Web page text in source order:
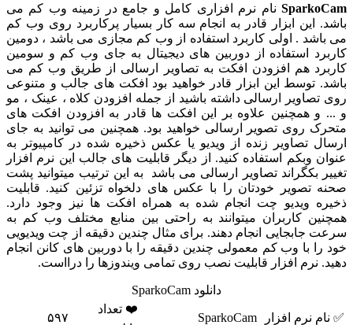
نام نرم افزاری کامل و جامع در زمینه وب کم می
این ابزار قادر به انجام سه کار بسیار پرکاربرد روی وب کم
. اولی کاربرد استفاده از وب کم مجازی می باشد ، دومین
استفاده از دوربین های دیجیتال به جای وب کم و سومین
هم افزودن افکت به تصاویر ارسالی از طریق وب کم می
توسط این ابزار قادر خواهید بود افکت های جالب و متنوعی
ارسالی داشته باشید از جمله افزودن کلاه ، عینک ، مو
همچنین علاوه بر این افکت ها قادر به افزودن افکت های
روی تصویر ارسالی خواهید بود. همچنین می توانید به جای
تصاویر زنده از ویدیو یا عکس ذخیره شده در کامپیوتر به
وبکم استفاده کنید. از دیگر قابلیت های جالب این نرم افزار
بکگراند تصاویر ارسالی می باشد به این ترتیب میتوانید پشت
تصویر خودتان را با عکس های دلخواه تزئین کنید. قابلیت
ویدیو چت انجام شده به همراه افکت ها نیز وجود دارد.
کاربران میتوانند به راحتی بین منابع مختلف وب کم به
جابجایی انجام دهند. برای مثال چندین دقیقه از چت ویدیویی
با وب کم معمولی چندین دقیقه را با دوربین های کانن انجام
نرم افزار قابلیت نصب روی تمامی ویندوزها را درااست.
دانلود SparkoCam
نرم افزار SparkoCam
❤️ تعداد